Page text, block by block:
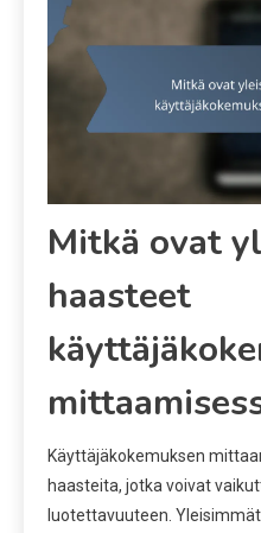
Mitkä ovat
haasteet
Käyttäjäkokemuksen
haasteita, jotka voivat
luotettavuuteen.